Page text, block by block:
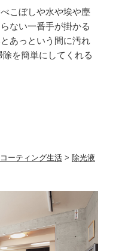
こぼしや水や埃や塵
ない一番手が掛かる
あっという間に汚れ
を簡単にしてくれる
ーティング生活 > 除光液